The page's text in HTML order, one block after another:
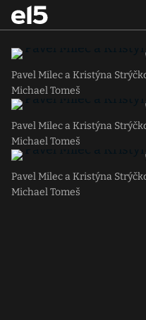
Pavel Milec a Kristýna
Michael Tomeš
Pavel Milec a Kristýna
Michael Tomeš
Pavel Milec a Kristýna
Michael Tomeš